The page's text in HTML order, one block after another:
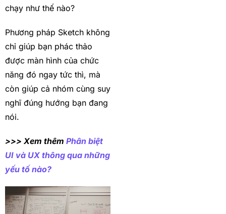
chạy như thế nào?
Phương pháp Sketch không
chỉ giúp bạn phác thảo
được màn hình của chức
năng đó ngay tức thì, mà
còn giúp cả nhóm cùng suy
nghĩ đúng hướng bạn đang
nói.
>>> Xem thêm Phân biệt
UI và UX thông qua những
yếu tố nào?